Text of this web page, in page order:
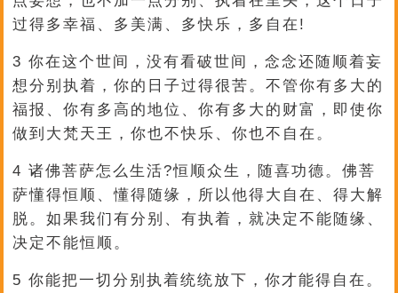
过得多幸福、多美满、多快乐，多自在!
3 你在这个世间，没有看破世间，念念还随顺着妄
想分别执着，你的日子过得很苦。不管你有多大的
福报、你有多高的地位、你有多大的财富，即使你
做到大梵天王，你也不快乐、你也不自在。
4 诸佛菩萨怎么生活?恒顺众生，随喜功德。佛菩
萨懂得恒顺、懂得随缘，所以他得大自在、得大解
脱。如果我们有分别、有执着，就决定不能随缘、
决定不能恒顺。
5 你能把一切分别执着统统放下，你才能得自在。